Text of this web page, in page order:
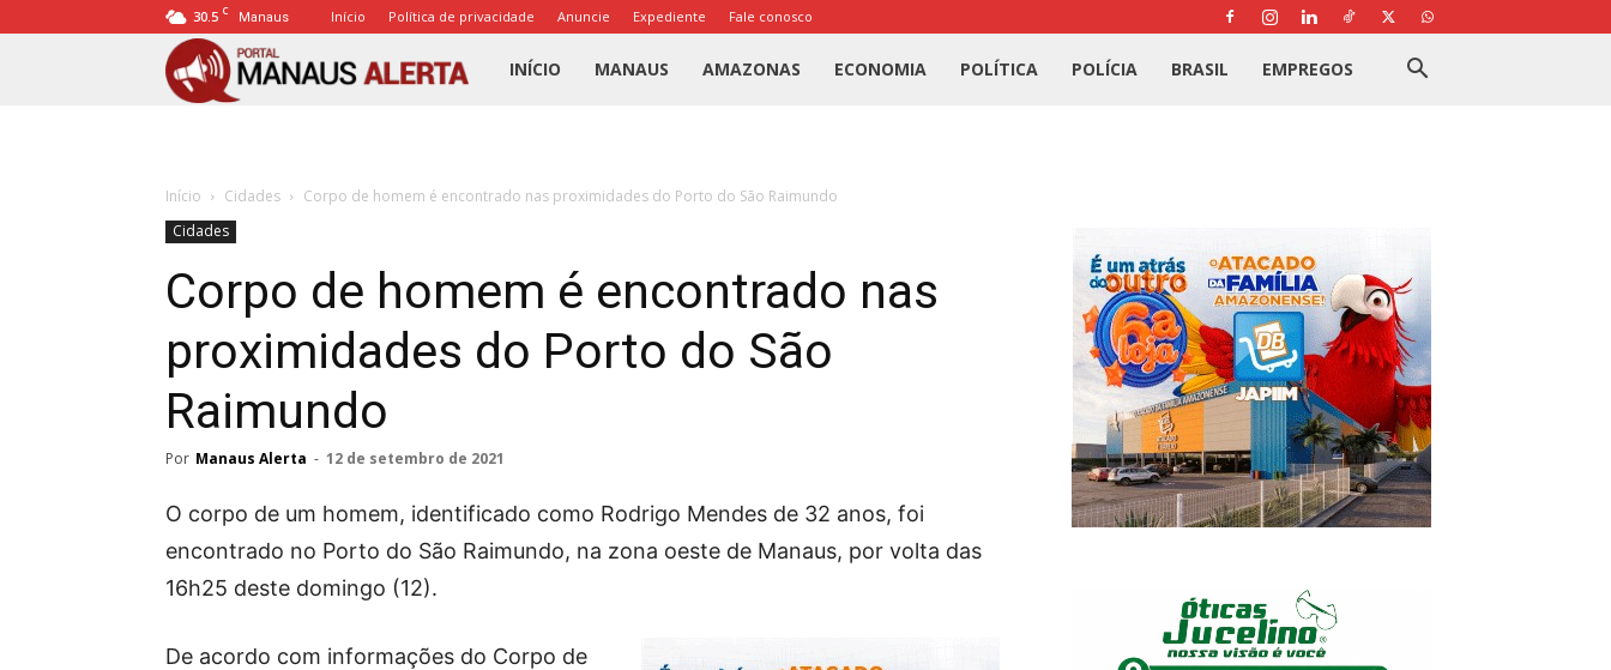
30.5 C Manaus Início Política de privacidade Anuncie Expediente Fale conosco
Portal
INÍCIO MANAUS AMAZONAS ECONOMIA POLÍTICA POLÍCIA BRASIL EMPREGOS
Início Cidades
Corpo de homem é encontrado nas proximidades do Porto do São Raimundo
Cidades
Corpo de homem é encontrado nas
proximidades do Porto do São
Raimundo
Por Manaus Alerta - 12 de setembro de 2021
O corpo de um homem, identificado como Rodrigo Mendes de 32 anos, foi
encontrado no Porto do São Raimundo, na zona oeste de Manaus, por volta das
16h25 deste domingo (12).
De acordo com informações do Corpo de